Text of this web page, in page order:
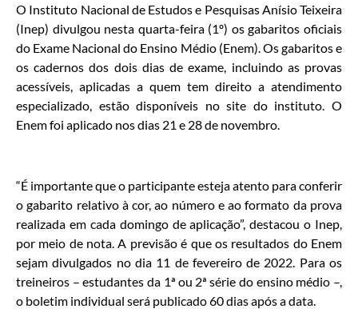
O Instituto Nacional de Estudos e Pesquisas Anísio Teixeira
(Inep) divulgou nesta quarta-feira (1º) os gabaritos oficiais
do Exame Nacional do Ensino Médio (Enem). Os gabaritos e
os cadernos dos dois dias de exame, incluindo as provas
acessíveis, aplicadas a quem tem direito a atendimento
especializado, estão disponíveis no site do instituto. O
Enem foi aplicado nos dias 21 e 28 de novembro.
“É importante que o participante esteja atento para conferir
o gabarito relativo à cor, ao número e ao formato da prova
realizada em cada domingo de aplicação”, destacou o Inep,
por meio de nota. A previsão é que os resultados do Enem
sejam divulgados no dia 11 de fevereiro de 2022. Para os
treineiros – estudantes da 1ª ou 2ª série do ensino médio –,
o boletim individual será publicado 60 dias após a data.